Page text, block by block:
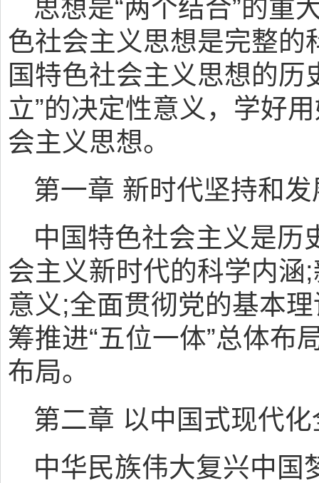
思想是“两个结合”的重
色社会主义思想是完整的
国特色社会主义思想的历
立”的决定性意义，学好
会主义思想。
第一章 新时代坚持和
中国特色社会主义是历
会主义新时代的科学内涵
意义;全面贯彻党的基本
筹推进“五位一体”总体布
布局。
第二章 以中国式现代
中华民族伟大复兴中国